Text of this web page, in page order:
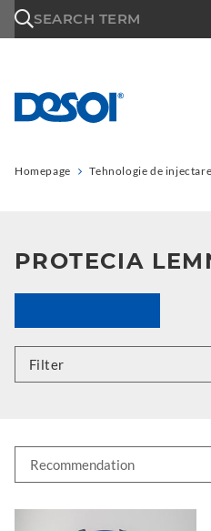
SEARCH TERM
Homepage Tehnologie de injectare
PROTECIA
Filter